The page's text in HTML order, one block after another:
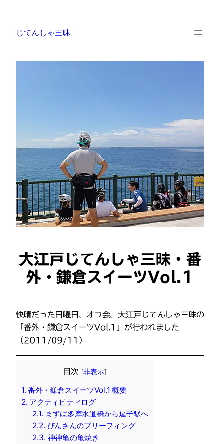
じてんしゃ三昧
大江戸じてんしゃ三昧・番
外・鎌倉スイーツVol.1
快晴だった日曜日、オフ会、大江戸じてんしゃ三昧の
「番外・鎌倉スイーツVol.1」が行われました
（2011/09/11）
目次 [非表示]
1. 番外・鎌倉スイーツVol.1 概要
2. アクティビティログ
2.1. まずは多摩水道橋から逗子駅へ
2.2. びんさんのブリーフィング
2.3. 神神亀の亀焼き